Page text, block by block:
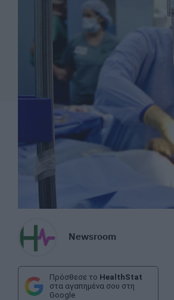
Newsroom
Πρόσθεσε το HealthStat
στα αγαπημένα σου στη
Google